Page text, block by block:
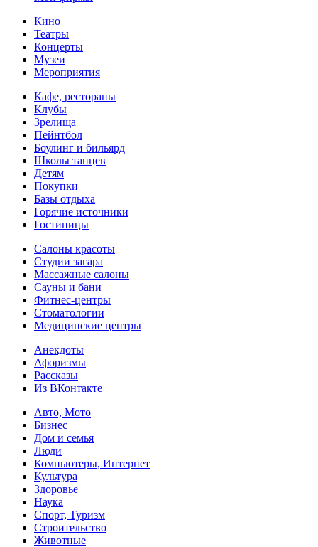
Кино
Театры
Концерты
Музеи
Мероприятия
Кафе, рестораны
Клубы
Зрелища
Пейнтбол
Боулинг и бильярд
Школы танцев
Детям
Покупки
Базы отдыха
Горячие источники
Гостиницы
Салоны красоты
Студии загара
Массажные салоны
Сауны и бани
Фитнес-центры
Стоматологии
Медицинские центры
Анекдоты
Афоризмы
Рассказы
Из ВКонтакте
Авто, Мото
Бизнес
Дом и семья
Люди
Компьютеры, Интернет
Культура
Здоровье
Наука
Спорт, Туризм
Строительство
Животные